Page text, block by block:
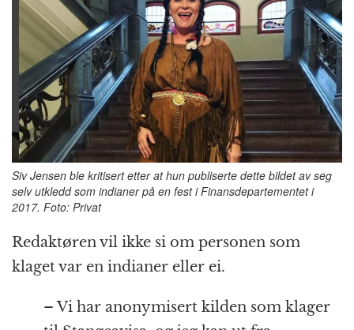
Siv Jensen ble kritisert etter at hun publiserte dette bildet av seg
selv utkledd som indianer på en fest i Finansdepartementet i
2017. Foto: Privat
Redaktøren vil ikke si om personen som
klaget var en indianer eller ei.
– Vi har anonymisert kilden som klager